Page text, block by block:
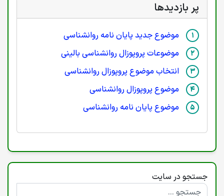
پر بازدیدها
موضوع جدید پایان نامه روانشناسی
موضوعات پروپوزال روانشناسی بالینی
انتخاب موضوع پروپوزال روانشناسی
موضوع پروپوزال روانشناسی
موضوع پایان نامه روانشناسی
جستجو در سایت